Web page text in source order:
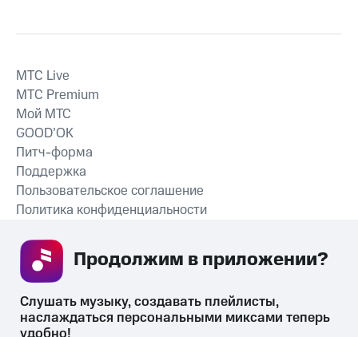
СКАЧАТЬ ПРИЛОЖЕНИЕ
MTС Live
MTС Premium
Мой МТС
GOOD’OK
Питч-форма
Поддержка
Пользовательское соглашение
Политика конфиденциальности
Слушать музыку, создавать плейлисты,
наслаждаться персональными миксами теперь